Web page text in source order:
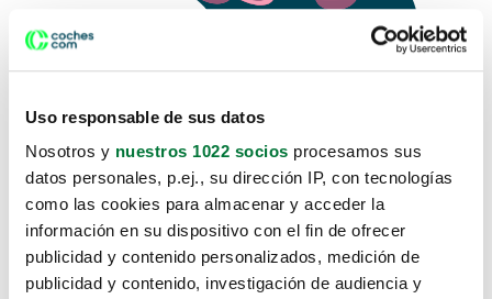
Uso responsable de sus datos
Nosotros y nuestros 1022 socios procesamos sus
datos personales, p.ej., su dirección IP, con tecnologías
como las cookies para almacenar y acceder la
información en su dispositivo con el fin de ofrecer
publicidad y contenido personalizados, medición de
publicidad y contenido, investigación de audiencia y
Lo sentimos, no sabemos como
te hemos traido hasta aquí.